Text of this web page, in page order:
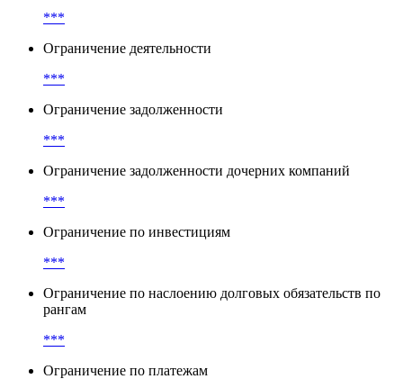
***
Ограничение деятельности
***
Ограничение задолженности
***
Ограничение задолженности дочерних компаний
***
Ограничение по инвестициям
***
Ограничение по наслоению долговых обязательств по
рангам
***
Ограничение по платежам